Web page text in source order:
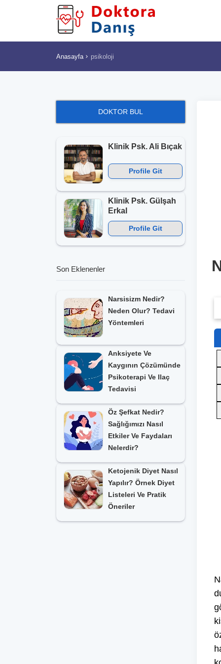
Anasayfa psikoloji
DOKTOR BUL
Klinik Psk. Ali Bıçak
Profile Git
Klinik Psk. Gülşah
Erkal
Profile Git
Son Eklenenler
Narsisizm Nedir?
Neden Olur? Tedavi
Yöntemleri
Anksiyete Ve
Kaygının Çözümünde
Psikoterapi Ve Ilaç
Tedavisi
Öz Şefkat Nedir?
Sağlığımızı Nasıl
Etkiler Ve Faydaları
Nelerdir?
Ketojenik Diyet Nasıl
Yapılır? Örnek Diyet
Listeleri Ve Pratik
Öneriler